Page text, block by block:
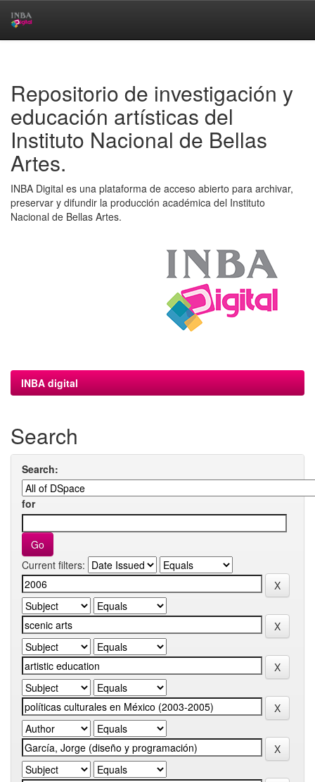
Repositorio de investigación y
educación artísticas del
Instituto Nacional de Bellas
Artes.
INBA Digital es una plataforma de acceso abierto para archivar,
preservar y difundir la producción académica del Instituto
Nacional de Bellas Artes.
INBA digital
Search
Search:
for
Current filters: